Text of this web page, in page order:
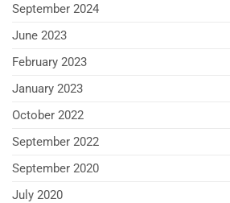
September 2024
June 2023
February 2023
January 2023
October 2022
September 2022
September 2020
July 2020